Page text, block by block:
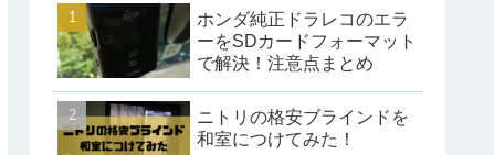
ホンダ純正ドラレコのエラ
ーをSDカードフォーマット
で解決！注意点まとめ
ニトリの格安ブラインドを
和室につけてみた！